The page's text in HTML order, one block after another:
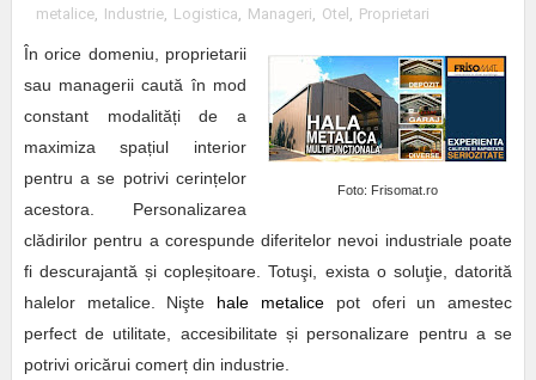
metalice, Industrie, Logistica, Manageri, Otel , Proprietari
Foto: Frisomat.ro
În orice domeniu, proprietarii
sau managerii caută în mod
constant modalități de a
maximiza spațiul interior
pentru a se potrivi cerințelor
acestora. Personalizarea
clădirilor pentru a corespunde diferitelor nevoi industriale poate
fi descurajantă și copleșitoare. Totuşi, exista o soluţie, datorită
halelor metalice. Nişte hale metalice pot oferi un amestec
perfect de utilitate, accesibilitate și personalizare pentru a se
potrivi oricărui comerț din industrie.